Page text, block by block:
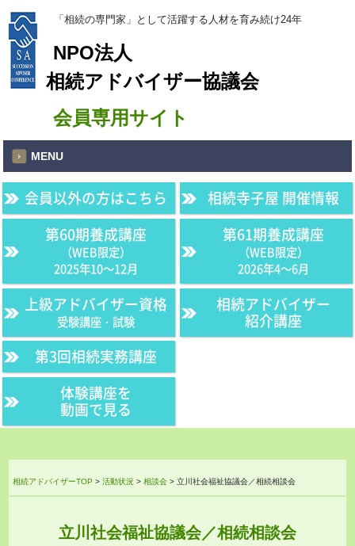
「相続の専門家」として活躍する人材を育み続け24年
NPO法人
相続アドバイザー協議会
会員専用サイト
MENU
会員以外の方はこちら
相続寺子屋 開催情報
第60期養成講座
（WEB限定）
2025年10〜12月
第61期養成講座
（WEB限定）
2026年4〜6月
上級アドバイザー資格
受験講座・試験
第3回相続実務講座
相続アドバイザー
紹介講座
体験講座を
動画で見る
相続アドバイザーTOP >活動状況 >相談会 >立川社会福祉協議会／相続相談会
立川社会福祉協議会／相続相談会